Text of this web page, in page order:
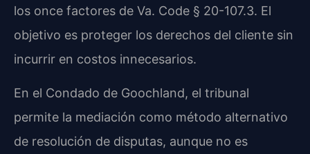
los once factores de Va. Code § 20-107.3. El
objetivo es proteger los derechos del cliente sin
incurrir en costos innecesarios.
En el Condado de Goochland, el tribunal
permite la mediación como método alternativo
de resolución de disputas, aunque no es